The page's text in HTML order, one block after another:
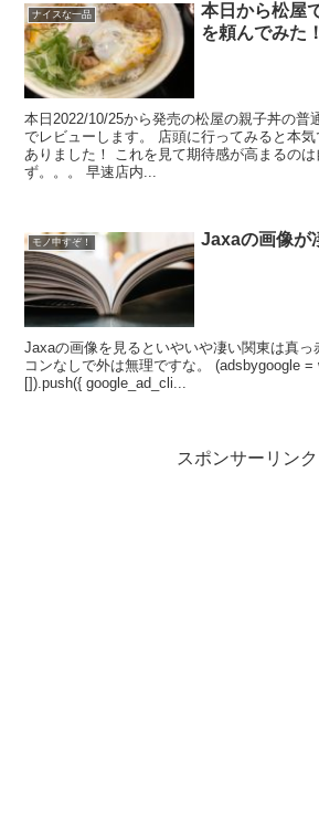
ナイスな一品
本日から松屋
を頼んでみた！
本日2022/10/25から発売の松屋の親子丼の普
でレビューします。 店頭に行ってみると本
ありました！ これを見て期待感が高まるの
ず。。。 早速店内...
モノ申すぞ！ Jaxaの画像が
Jaxaの画像を見るといやいや凄い関東は真っ
コンなしで外は無理ですな。 (adsbygoogle =
[]).push({ google_ad_cli...
スポンサーリンク